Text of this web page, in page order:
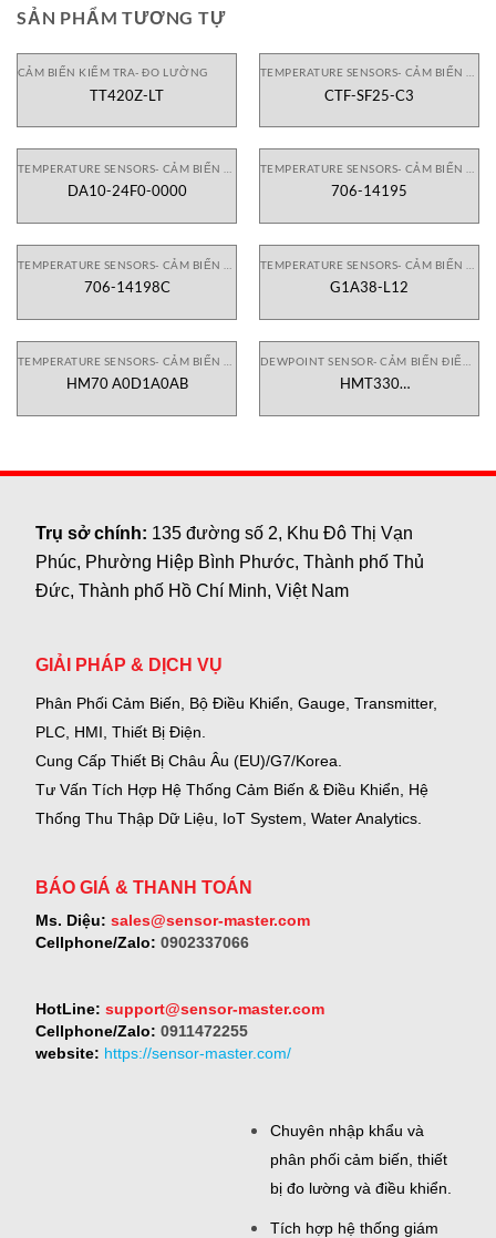
SẢN PHẨM TƯƠNG TỰ
CẢM BIẾN KIỂM TRA- ĐO LƯỜNG
TT420Z-LT CTF-SF25-C3
DA10-24F0-0000 706-14195
706-14198C G1A38-L12
HM70 A0D1A0AB
HMT330
Trụ sở chính: 135 đường số 2, Khu Đô Thị Vạn
Phúc, Phường Hiệp Bình Phước, Thành phố Thủ
Đức, Thành phố Hồ Chí Minh, Việt Nam
GIẢI PHÁP & DỊCH VỤ
Phân Phối Cảm Biến, Bộ Điều Khiển, Gauge, Transmitter,
PLC, HMI, Thiết Bị Điện.
Cung Cấp Thiết Bị Châu Âu (EU)/G7/Korea.
Tư Vấn Tích Hợp Hệ Thống Cảm Biến & Điều Khiển, Hệ
Thống Thu Thập Dữ Liệu, IoT System, Water Analytics.
BÁO GIÁ & THANH TOÁN
Ms. Diệu: sales@sensor-master.com
Cellphone/Zalo: 0902337066
HotLine: support@sensor-master.com
Cellphone/Zalo: 0911472255
website: https://sensor-master.com/
Chuyên nhập khẩu và
phân phối cảm biến, thiết
bị đo lường và điều khiển.
Tích hợp hệ thống giám